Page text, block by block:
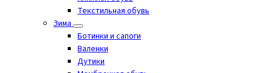
Текстильная обувь
Зима
Ботинки и сапоги
Валенки
Дутики